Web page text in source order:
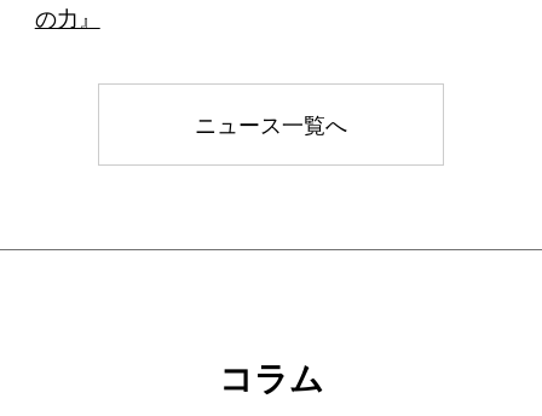
ニュース
コラム
の力』
ニュース一覧へ
コラム